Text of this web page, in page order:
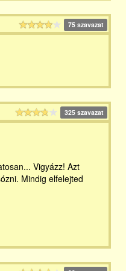
75 szavazat
325 szavazat
Vigyázz! Azt
Mindig elfelejted